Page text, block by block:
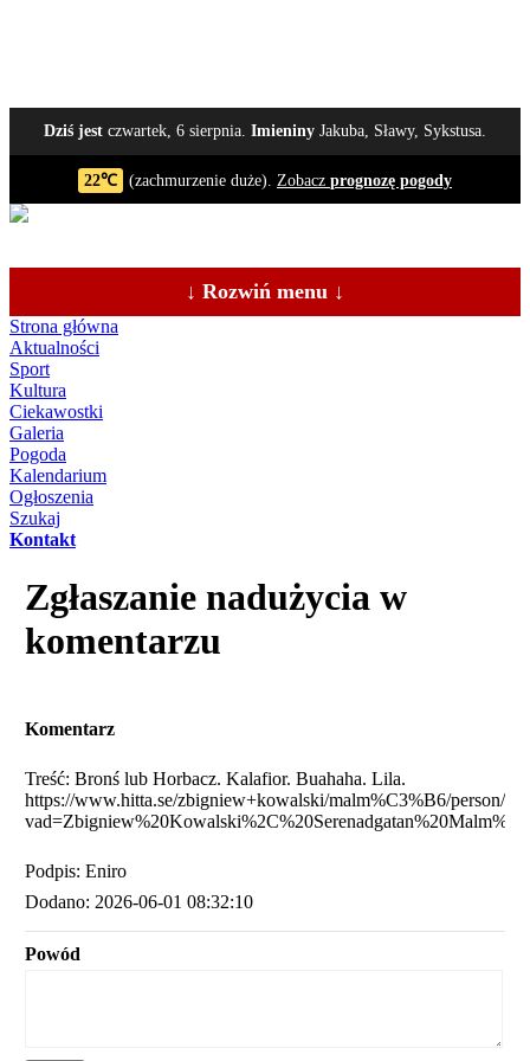
Dziś jestczwartek, 6 sierpnia. ImieninyJakuba, Sławy, Sykstusa.
22℃ (zachmurzenie duże). Zobacz prognozę pogody
↓ Rozwiń menu ↓
Strona główna
Aktualności
Sport
Kultura
Ciekawostki
Galeria
Pogoda
Kalendarium
Ogłoszenia
Szukaj
Kontakt
Zgłaszanie nadużycia w
komentarzu
Komentarz
Treść: Bronś lub Horbacz. Kalafior. Buahaha. Lila.
https://www.hitta.se/zbigniew+kowalski/malm%C3%B6/person/
Podpis: Eniro
Dodano: 2026-06-01 08:32:10
Powód